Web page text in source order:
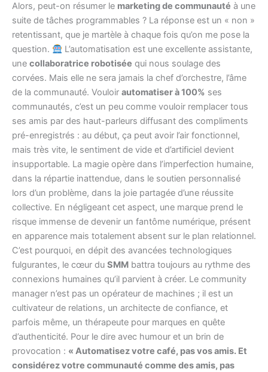
Alors, peut-on résumer le marketing de communauté à une
suite de tâches programmables ? La réponse est un « non »
retentissant, que je martèle à chaque fois qu’on me pose la
question.
L’automatisation est une excellente assistante,
une collaboratrice robotisée qui nous soulage des
corvées. Mais elle ne sera jamais la chef d’orchestre, l’âme
de la communauté. Vouloir automatiser à 100% ses
communautés, c’est un peu comme vouloir remplacer tous
ses amis par des haut-parleurs diffusant des compliments
pré-enregistrés : au début, ça peut avoir l’air fonctionnel,
mais très vite, le sentiment de vide et d’artificiel devient
insupportable. La magie opère dans l’imperfection humaine,
dans la répartie inattendue, dans le soutien personnalisé
lors d’un problème, dans la joie partagée d’une réussite
collective. En négligeant cet aspect, une marque prend le
risque immense de devenir un fantôme numérique, présent
en apparence mais totalement absent sur le plan relationnel.
C’est pourquoi, en dépit des avancées technologiques
fulgurantes, le cœur du SMM battra toujours au rythme des
connexions humaines qu’il parvient à créer. Le community
manager n’est pas un opérateur de machines ; il est un
cultivateur de relations, un architecte de confiance, et
parfois même, un thérapeute pour marques en quête
d’authenticité. Pour le dire avec humour et un brin de
provocation : « Automatisez votre café, pas vos amis. Et
considérez votre communauté comme des amis, pas